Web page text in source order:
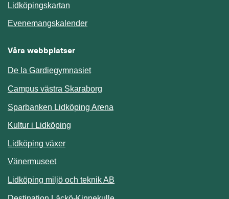
Lidköpingskartan
EvenemangskalenderLänk till annan webbplats.
Våra webbplatser
De la Gardiegymnasiet
Campus västra Skaraborg
Sparbanken Lidköping Arena
Kultur i Lidköping
Lidköping växer
Vänermuseet
Lidköping miljö och teknik AB